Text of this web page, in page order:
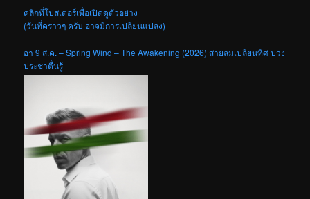
คลิกที่โปสเตอร์เพื่อเปิดดูตัวอย่าง
(วันที่คร่าวๆ ครับ อาจมีการเปลี่ยนแปลง)
อา 9 ส.ค. – Spring Wind – The Awakening (2026) สายลมเปลี่ยนทิศ ปวง
ประชาตื่นรู้